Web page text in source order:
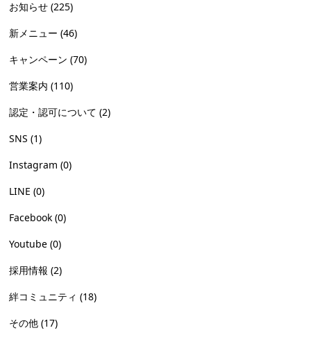
お知らせ(225)
新メニュー(46)
キャンペーン(70)
営業案内(110)
認定・認可について(2)
SNS(1)
Instagram(0)
LINE(0)
Facebook(0)
Youtube(0)
採用情報(2)
絆コミュニティ(18)
その他(17)